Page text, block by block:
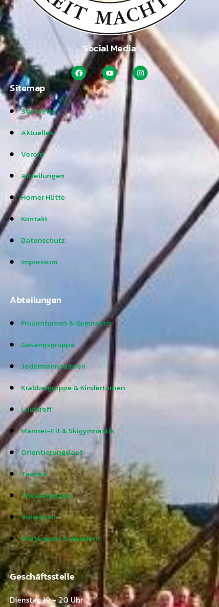
Social Media
Sitemap
Startseite
Aktuelles
Verein
Abteilungen
Horner Hütte
Kontakt
Datenschutz
Impressum
Abteilungen
Frauenturnen & Gymnastik
Gesangsgruppe
Jedermannsturnen
Krabbelgruppe & Kinderturnen
Lauftreff
Männer-Fit & Skigymnastik
Orientierungslauf
Tanzen
Theatergruppe
Volleyball
Wintersport & Wandern
Geschäftsstelle
Dienstag 19 – 20 Uhr